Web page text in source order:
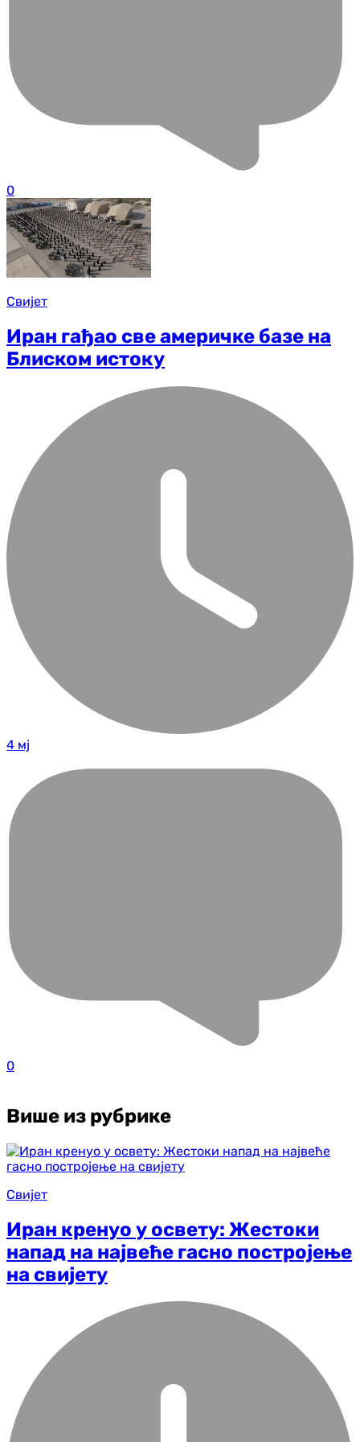
0
Свијет
Иран гађао све америчке базе на
Блиском истоку
4 мј
0
Више из рубрике
Свијет
Иран кренуо у освету: Жестоки
напад на највеће гасно постројење
на свијету